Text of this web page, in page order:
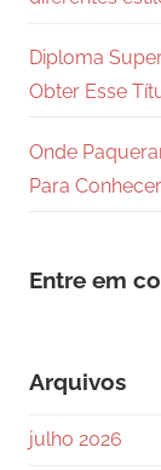
Diploma
Obter Esse
Onde
Para
Entre em
Arquivos
julho 2026